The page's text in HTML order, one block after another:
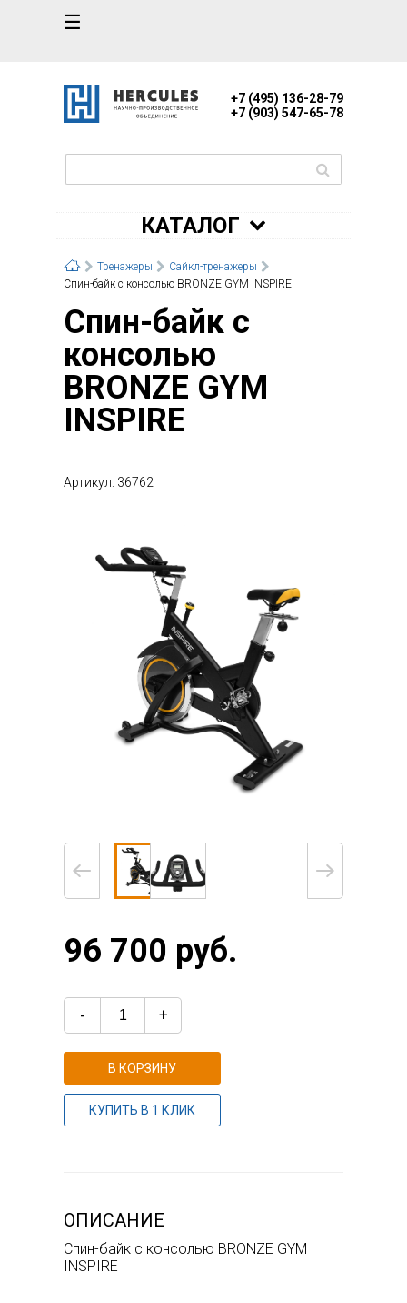
☰
+7 (495) 136-28-79
+7 (903) 547-65-78
КАТАЛОГ
Тренажеры
Сайкл-тренажеры
Спин-байк с консолью BRONZE GYM INSPIRE
Спин-байк с
консолью
BRONZE GYM
INSPIRE
Артикул: 36762
96 700 руб.
- +
В КОРЗИНУ
КУПИТЬ В 1 КЛИК
ОПИСАНИЕ
Спин-байк с консолью BRONZE GYM
INSPIRE